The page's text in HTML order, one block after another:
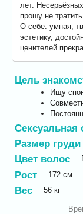
лет.
прошу не
О себе: умная,
эстетику,
ценителей
Цель
Ищу
Сексуальная
Размер груди
Цвет волос
Рост 172 см
Вес 56 кг